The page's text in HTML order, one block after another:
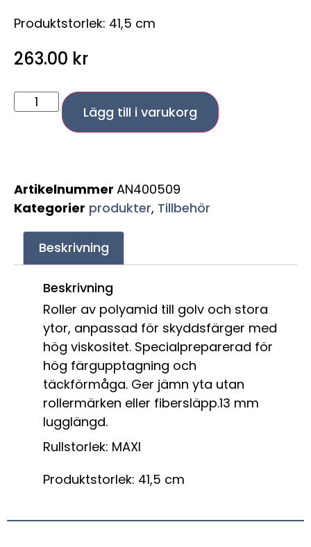
Produktstorlek: 41,5 cm
263.00 kr
Lägg till i varukorg
Artikelnummer AN400509
Kategorier produkter, Tillbehör
Beskrivning
Beskrivning
Roller av polyamid till golv och stora
ytor, anpassad för skyddsfärger med
hög viskositet. Specialpreparerad för
hög färgupptagning och
täckförmåga. Ger jämn yta utan
rollermärken eller fibersläpp.13 mm
lugglängd.
Rullstorlek: MAXI
Produktstorlek: 41,5 cm